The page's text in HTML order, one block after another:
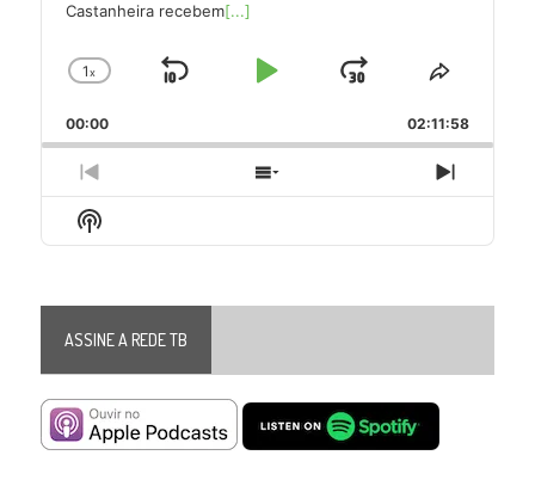
Castanheira recebem[...]
Change
Rate
1x
Skip
Play
Jump
Forward
Share
Episode
00:00 02:11:58
Previous
Episode
Show
Episodes
Next
Episode
Show
Podcast
ASSINE A REDE TB